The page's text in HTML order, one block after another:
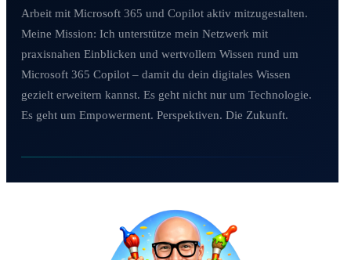
Arbeit mit Microsoft 365 und Copilot aktiv mitzugestalten.
Meine Mission: Ich unterstütze mein Netzwerk mit
praxisnahen Einblicken und wertvollem Wissen rund um
Microsoft 365 Copilot – damit du dein digitales Wissen
gezielt erweitern kannst. Es geht nicht nur um Technologie.
Es geht um Empowerment. Perspektiven. Die Zukunft.